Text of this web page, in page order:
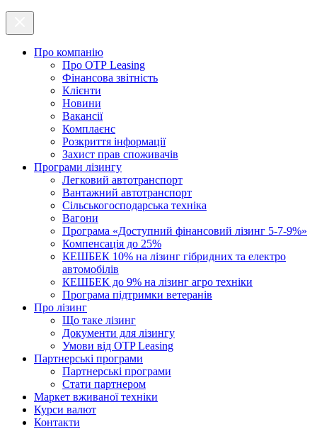
Про компанію
Про ОТР Leasing
Фінансова звітність
Клієнти
Новини
Вакансії
Комплаєнс
Розкриття інформації
Захист прав споживачів
Програми лізингу
Легковий автотранспорт
Вантажний автотранспорт
Cільськогосподарська техніка
Вагони
Програма «Доступний фінансовий лізинг 5-7-9%»
Компенсація до 25%
КЕШБЕК 10% на лізинг гібридних та електро
автомобілів
КЕШБЕК до 9% на лізинг агро техніки
Програма підтримки ветеранів
Про лізинг
Що таке лізинг
Документи для лізингу
Умови від OTP Leasing
Партнерські програми
Партнерські програми
Стати партнером
Маркет вживаної техніки
Курси валют
Контакти